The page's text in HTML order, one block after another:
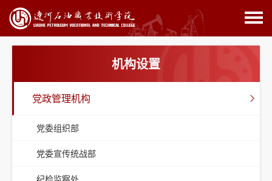
机构设置
党政管理机构
党委组织部
党委宣传统战部
纪检监察处